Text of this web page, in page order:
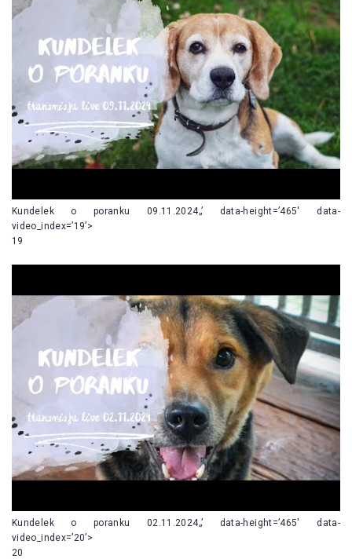
Kundelek o poranku 09.11.2024„’ data-height=’465′ data-
video_index=’19’>
19
Kundelek o poranku 02.11.2024„’ data-height=’465′ data-
video_index=’20’>
20